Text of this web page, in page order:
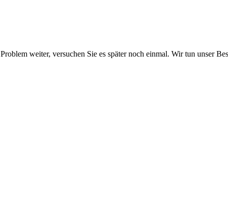
weiter, versuchen Sie es später noch einmal. Wir tun unser